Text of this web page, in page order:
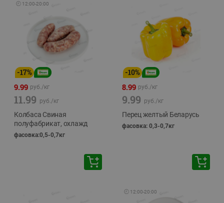
🕘 12:00-20:00
-17%
9.99 руб./кг
11.99 руб./кг
Колбаса Свиная
полуфабрикат, охлажд
фасовка:0,5-0,7кг
-10%
8.99 руб./кг
9.99 руб./кг
Перец желтый Беларусь
фасовка: 0,3-0,7кг
🕘 12:00-20:00